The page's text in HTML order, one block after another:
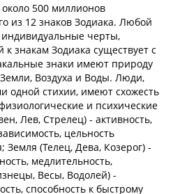
500 миллионов
из 12 знаков Зодиака. Любой
черты,
знакам Зодиака существует с
знаки имеют природу
Воздуха и Воды. Люди,
одной стихии, имеют схожесть
и психические
Лев, Стрелец) - активность,
цельность
Земля (Телец, Дева, Козерог) -
медлительность,
Весы, Водолей) -
способность к быстрому